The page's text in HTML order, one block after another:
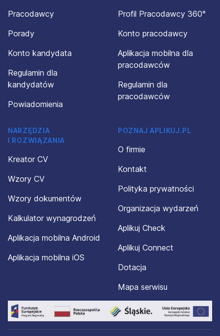
Pracodawcy
Porady
Konto kandydata
Regulamin dla
kandydatów
Powiadomienia
Profil Pracodawcy 360°
Konto pracodawcy
Aplikacja mobilna dla
pracodawców
Regulamin dla
pracodawców
NARZĘDZIA
I ROZWIĄZANIA
Kreator CV
Wzory CV
Wzory dokumentów
Kalkulator wynagrodzeń
Aplikacja mobilna Android
Aplikacja mobilna iOS
POZNAJ APLIKUJ.PL
O firmie
Kontakt
Polityka prywatności
Organizacja wydarzeń
Aplikuj Check
Aplikuj Connect
Dotacja
Mapa serwisu